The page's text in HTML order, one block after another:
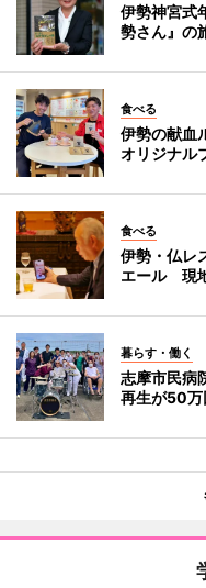
伊勢神宮式
勢さん』の
食べる
伊勢の献血
オリジナル
食べる
伊勢・仏レ
エール 現
暮らす・働く
志摩市民病
再生が50万